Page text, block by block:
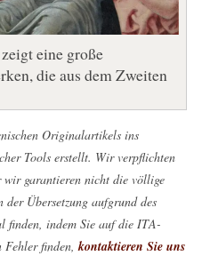
eine große
die aus dem Zweiten
Originalartikels ins
Tools erstellt. Wir verpflichten
garantieren nicht die völlige
Übersetzung aufgrund des
finden, indem Sie auf die ITA-
finden, kontaktieren Sie uns